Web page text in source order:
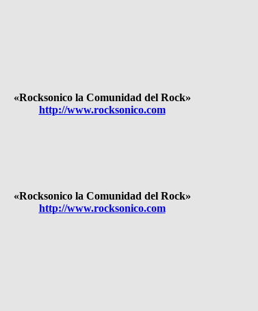
«Rocksonico la Comunidad del Rock»
http://www.rocksonico.com
«Rocksonico la Comunidad del Rock»
http://www.rocksonico.com